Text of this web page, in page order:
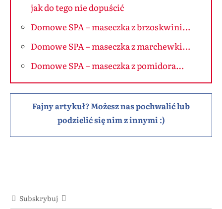
jak do tego nie dopuścić
Domowe SPA – maseczka z brzoskwini…
Domowe SPA – maseczka z marchewki…
Domowe SPA – maseczka z pomidora…
Fajny artykuł? Możesz nas pochwalić lub
podzielić się nim z innymi :)
Subskrybuj